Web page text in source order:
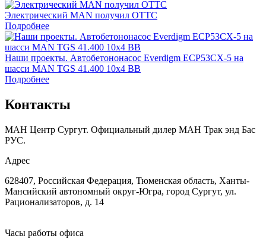
Электрический MAN получил ОТТС
Подробнее
Наши проекты. Автобетононасос Everdigm ECP53CX-5 на
шасси MAN TGS 41.400 10x4 BB
Подробнее
Контакты
МАН Центр Сургут. Официальный дилер МАН Трак энд Бас
РУС.
Адрес
628407, Российская Федерация, Тюменская область, Ханты-
Мансийский автономный округ-Югра, город Сургут, ул.
Рационализаторов, д. 14
Часы работы офиса